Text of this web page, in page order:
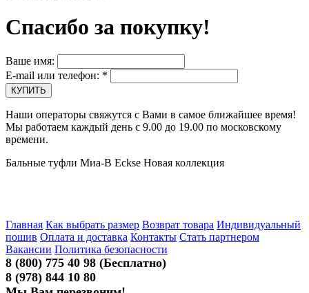
Спасибо за покупку!
Ваше имя:
E-mail или телефон: *
Наши операторы свяжутся с Вами в самое ближайшее время!
Мы работаем каждый день с 9.00 до 19.00 по московскому
времени.
Бальные туфли Миа-В Eckse Новая коллекция
Главная Как выбрать размер Возврат товара Индивидуальный
пошив Оплата и доставка Контакты Стать партнером
Вакансии Политика безопасности
8 (800) 775 40 98 (Бесплатно)
8 (978) 844 10 80